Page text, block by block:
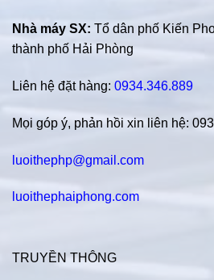
Nhà máy SX: Tổ dân phố Kiến
thành phố Hải Phòng
Liên hệ đặt hàng: 0934.346.889
Mọi góp ý, phản hồi xin liên hệ:
luoithephp@gmail.com
luoithephaiphong.com
TRUYỀN THÔNG